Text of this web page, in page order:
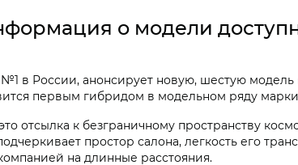
о модели
в России, анонсирует новую, шестую
первым гибридом в модельном ряду
отсылка к безграничному пространству
простор салона, легкость его
на длинные расстояния.